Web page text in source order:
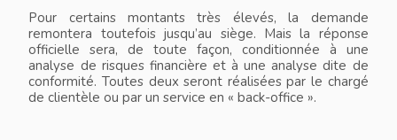
Pour certains montants très élevés, la demande
remontera toutefois jusqu’au siège. Mais la réponse
officielle sera, de toute façon, conditionnée à une
analyse de risques financière et à une analyse dite de
conformité. Toutes deux seront réalisées par le chargé
de clientèle ou par un service en « back-office ».